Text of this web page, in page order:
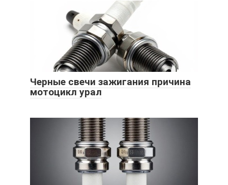
Черные свечи зажигания причина
мотоцикл урал